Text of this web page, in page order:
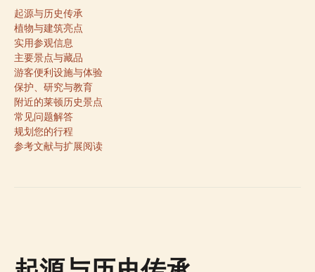
起源与历史传承
植物与建筑亮点
实用参观信息
主要景点与藏品
游客便利设施与体验
保护、研究与教育
附近的莱顿历史景点
常见问题解答
规划您的行程
参考文献与扩展阅读